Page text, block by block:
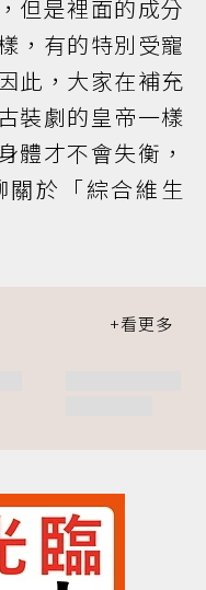
但是裡面的成分
，有的特別受寵
此，大家在補充
裝劇的皇帝一樣
體才不會失衡，
於「綜合維生